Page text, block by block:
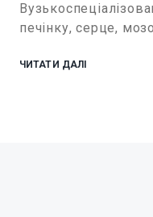
печінку, серце,
ЧИТАТИ ДАЛІ